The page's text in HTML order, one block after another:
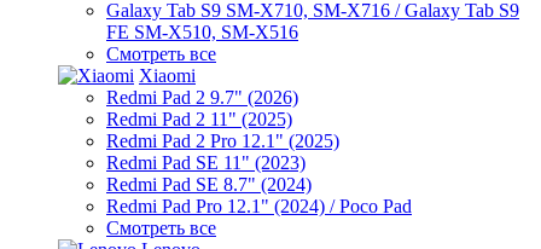
Galaxy Tab S9 SM-X710, SM-X716 / Galaxy Tab S9
FE SM-X510, SM-X516
Смотреть все
Xiaomi
Redmi Pad 2 9.7" (2026)
Redmi Pad 2 11" (2025)
Redmi Pad 2 Pro 12.1" (2025)
Redmi Pad SE 11" (2023)
Redmi Pad SE 8.7" (2024)
Redmi Pad Pro 12.1" (2024) / Poco Pad
Смотреть все